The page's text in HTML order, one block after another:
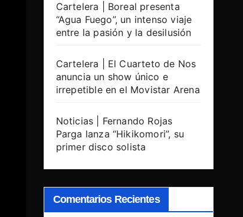
Cartelera | Boreal presenta
“Agua Fuego”, un intenso viaje
entre la pasión y la desilusión
Cartelera | El Cuarteto de Nos
anuncia un show único e
irrepetible en el Movistar Arena
Noticias | Fernando Rojas
Parga lanza “Hikikomori”, su
primer disco solista
Comentarios Recientes